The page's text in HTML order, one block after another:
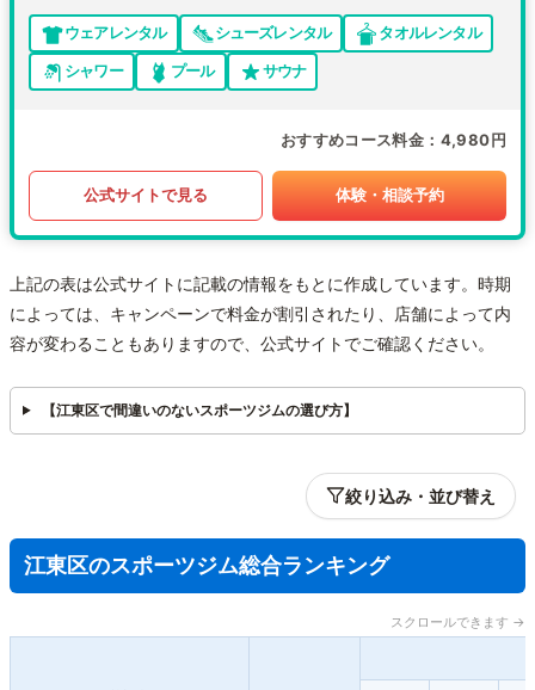
ウェアレンタル シューズレンタル
タオルレンタル
シャワー
プール サウナ
おすすめコース料金 4,980円
公式サイトで見る 体験・相談予約
上記の表は公式サイトに記載の情報をもとに作成しています。時期
によっては、キャンペーンで料金が割引されたり、店舗によって内
容が変わることもありますので、公式サイトでご確認ください。
【江東区で間違いのないスポーツジムの選び方】
絞り込み・並び替え
江東区のスポーツジム総合ランキング
スクロールできます →